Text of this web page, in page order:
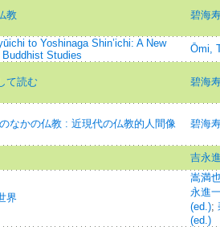
教 碧海
to Yoshinaga Shin’ichi: A New
Studies
Ōmi,
て読む 碧海
なかの仏教 : 近現代の仏教的人間像 碧海
吉永
界
嵩満
永進
(ed.);
(ed.)